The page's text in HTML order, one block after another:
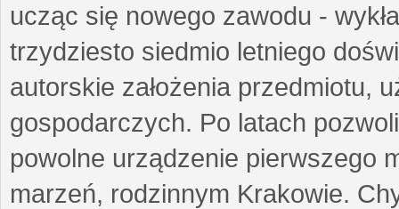
ucząc się nowego zawodu -
trzydziesto siedmio letniego
autorskie założenia przedmiotu,
gospodarczych. Po latach
powolne urządzenie pierwszego
marzeń, rodzinnym Krakowie.